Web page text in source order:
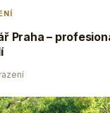
Praha –